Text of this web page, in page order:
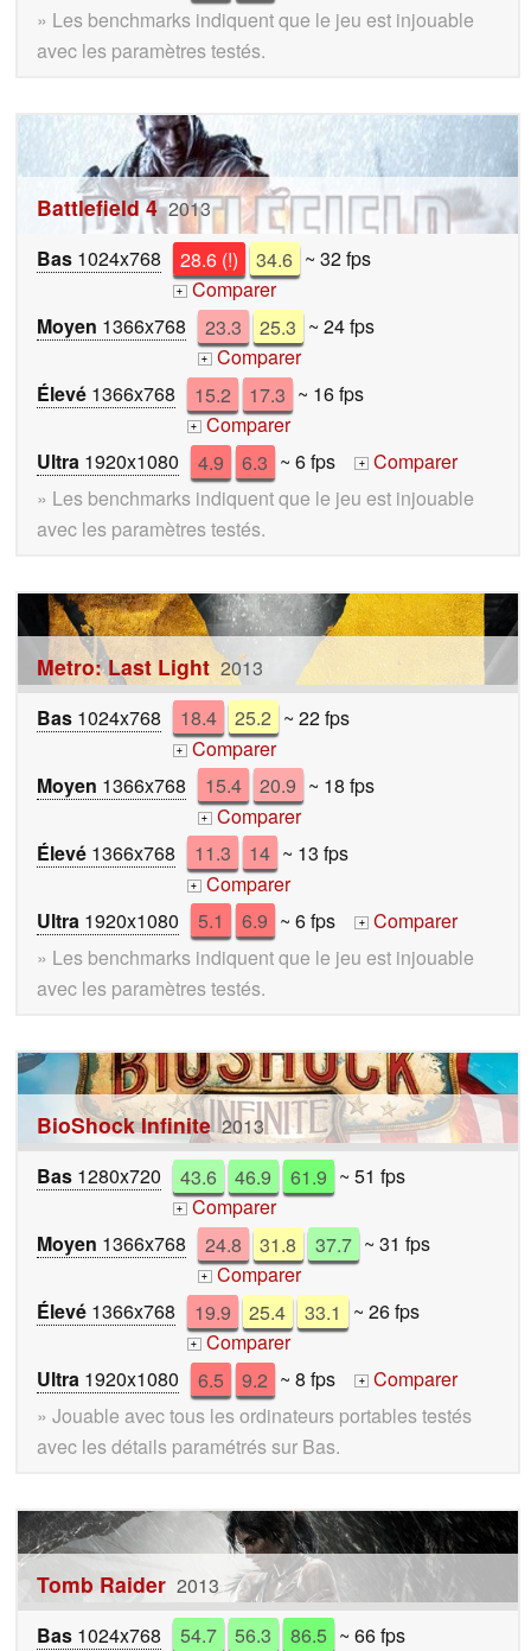
» Les benchmarks indiquent que le jeu est injouable
avec les paramètres testés.
Battlefield 4 2013
Bas 1024x768 28.6 (!) 34.6 ~ 32 fps
+ Comparer
Moyen 1366x768 23.3 25.3 ~ 24 fps
+ Comparer
Élevé 1366x768 15.2 17.3 ~ 16 fps
+ Comparer
Ultra 1920x1080 4.9 6.3 ~ 6 fps + Comparer
» Les benchmarks indiquent que le jeu est injouable
avec les paramètres testés.
Metro: Last Light 2013
Bas 1024x768 18.4 25.2 ~ 22 fps
+ Comparer
Moyen 1366x768 15.4 20.9 ~ 18 fps
+ Comparer
Élevé 1366x768 11.3 14 ~ 13 fps
+ Comparer
Ultra 1920x1080 5.1 6.9 ~ 6 fps + Comparer
» Les benchmarks indiquent que le jeu est injouable
avec les paramètres testés.
BioShock Infinite 2013
Bas 1280x720 43.6 46.9 61.9 ~ 51 fps
+ Comparer
Moyen 1366x768 24.8 31.8 37.7 ~ 31 fps
+ Comparer
Élevé 1366x768 19.9 25.4 33.1 ~ 26 fps
+ Comparer
Ultra 1920x1080 6.5 9.2 ~ 8 fps + Comparer
» Jouable avec tous les ordinateurs portables testés
avec les détails paramétrés sur Bas.
Tomb Raider 2013
Bas 1024x768 54.7 56.3 86.5 ~ 66 fps